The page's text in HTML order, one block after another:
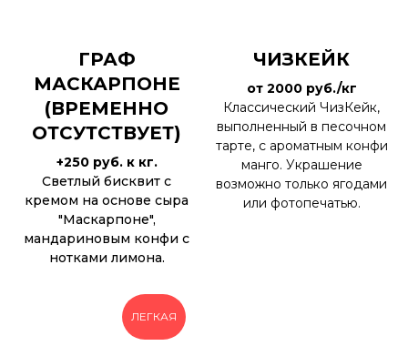
ГРАФ
МАСКАРПОНЕ
(ВРЕМЕННО
ОТСУТСТВУЕТ)
+250 руб. к кг.
Светлый бисквит с
кремом на основе сыра
"Маскарпоне",
мандариновым конфи с
нотками лимона.
ЧИЗКЕЙК
от 2000 руб./кг
Классический ЧизКейк,
выполненный в песочном
тарте, с ароматным конфи
манго. Украшение
возможно только ягодами
или фотопечатью.
ЛЕГКАЯ